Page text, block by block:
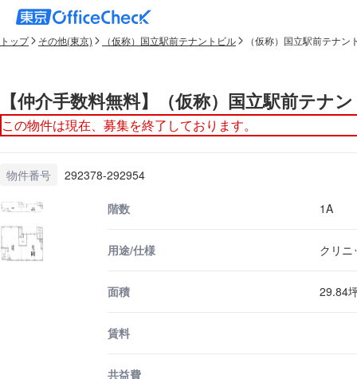
トップ その他(東京) （仮称）国立駅前テナントビル （仮称）国立駅前テナン
【仲介手数料無料】（仮称）国立駅前テナ
この物件は現在、募集を終了しております。
物件番号 292378-292954
階数 1A
用途/仕様 クリニ
面積 29.84
賃料
共益費